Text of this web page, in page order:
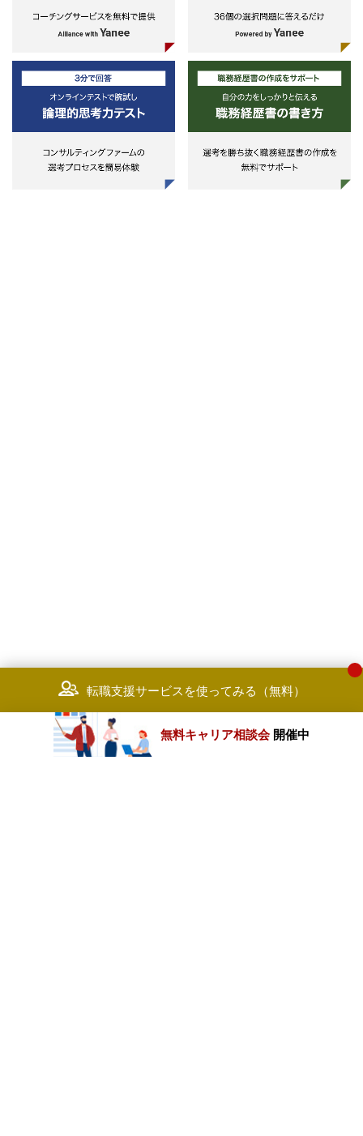
での資産運用オペレーション経験
-ファンドマネージャー業務・
商品開発・選定業務（アセットクラ
ス問わず）あれば尚可
*ポテンシャル採用もあり得るた
め、絶対条件ではない
転職支援サービスを使ってみる（無料）
無料キャリア相談会 開催中